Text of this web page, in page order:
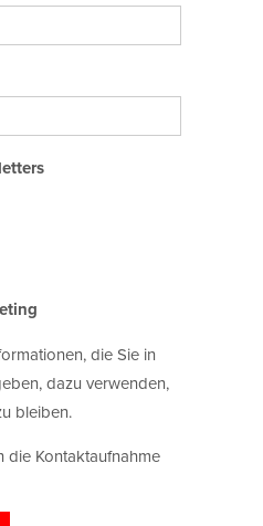
die Sie in
dazu verwenden,
bleiben.
die Kontaktaufnahme